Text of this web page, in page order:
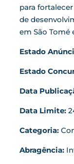
para
de
em São Tomé
Estado
Estado
Data
Data Limite:
Categoria:
Abragência: